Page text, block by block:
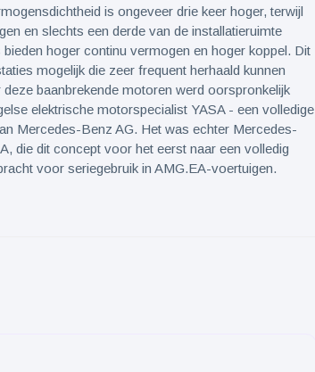
is ongeveer drie keer hoger, terwijl
en slechts een derde van de installatieruimte
hoger continu vermogen en hoger koppel. Dit
mogelijk die zeer frequent herhaald kunnen
baanbrekende motoren werd oorspronkelijk
elektrische motorspecialist YASA - een volledige
Mercedes-Benz AG. Het was echter Mercedes-
die dit concept voor het eerst naar een volledig
voor seriegebruik in AMG.EA-voertuigen.